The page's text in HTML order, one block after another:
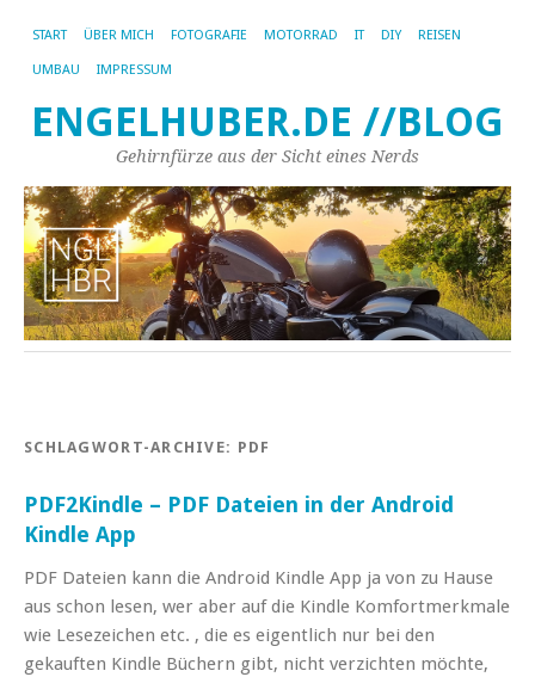
START ÜBER MICH FOTOGRAFIE MOTORRAD IT DIY REISEN
UMBAU IMPRESSUM
ENGELHUBER.DE //BLOG
Gehirnfürze aus der Sicht eines Nerds
SCHLAGWORT-ARCHIVE: PDF
PDF2Kindle – PDF Dateien in der Android
Kindle App
PDF Dateien kann die Android Kindle App ja von zu Hause
aus schon lesen, wer aber auf die Kindle Komfortmerkmale
wie Lesezeichen etc. , die es eigentlich nur bei den
gekauften Kindle Büchern gibt, nicht verzichten möchte,